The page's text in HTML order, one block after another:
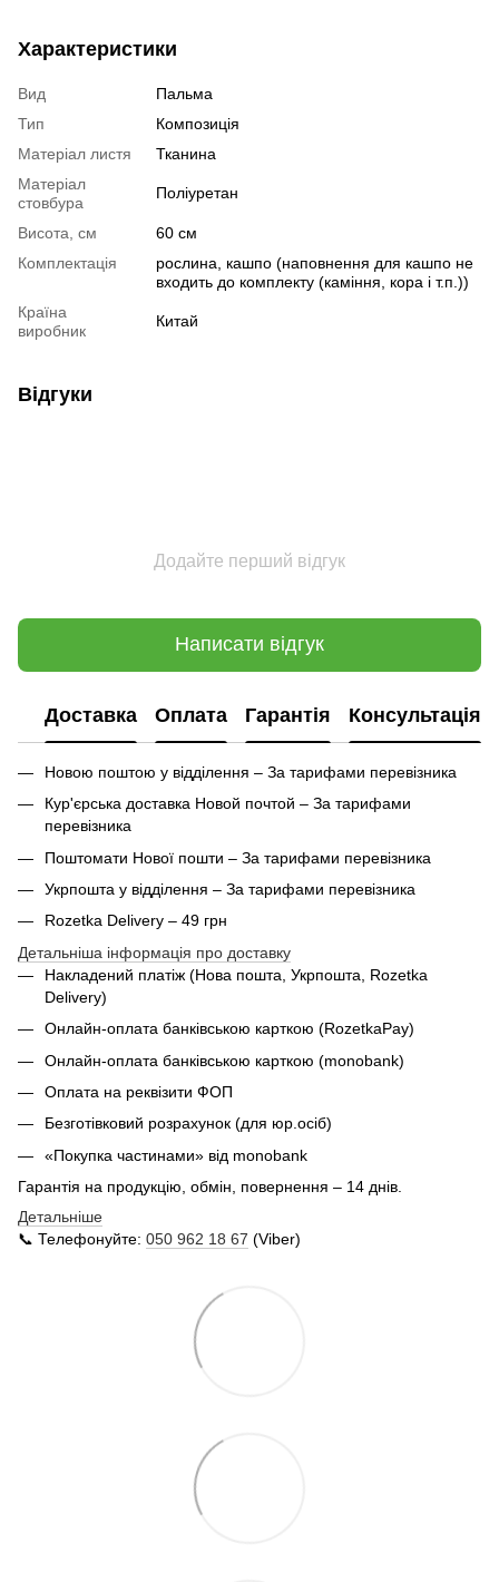
Характеристики
Вид
Пальма
Тип
Композиція
Матеріал листя
Тканина
Матеріал
стовбура
Поліуретан
Висота, см
60 см
Комплектація
рослина, кашпо (наповнення для кашпо не
входить до комплекту (каміння, кора і т.п.))
Країна
виробник
Китай
Відгуки
Додайте перший відгук
Написати відгук
Доставка Оплата Гарантія Консультація
Новою поштою у відділення – За тарифами перевізника
Кур'єрська доставка Новой почтой – За тарифами
перевізника
Поштомати Нової пошти – За тарифами перевізника
Укрпошта у відділення – За тарифами перевізника
Rozetka Delivery – 49 грн
Детальніша інформація про доставку
Накладений платіж (Нова пошта, Укрпошта, Rozetka
Delivery)
Онлайн-оплата банківською карткою (RozetkaPay)
Онлайн-оплата банківською карткою (monobank)
Оплата на реквізити ФОП
Безготівковий розрахунок (для юр.осіб)
«Покупка частинами» від monobank
Гарантія на продукцію, обмін, повернення – 14 днів.
Детальніше
📞 Телефонуйте: 050 962 18 67 (Viber)